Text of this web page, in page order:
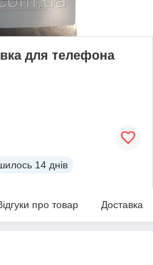
для телефона
14 днів
про товар Доставка